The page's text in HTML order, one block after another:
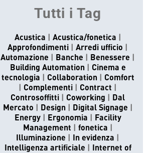
Tutti i Tag
Acustica
Acustica/fonetica
Approfondimenti
Arredi ufficio
Automazione
Banche
Benessere
Building Automation
Cinema e
tecnologia
Collaboration
Comfort
Complementi
Contract
Controsoffitti
Coworking
Dal
Mercato
Design
Digital Signage
Energy
Ergonomia
Facility
Management
fonetica
Illuminazione
In evidenza
Intelligenza artificiale
Internet of